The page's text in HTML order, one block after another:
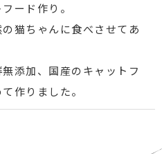
ード作り。
猫ちゃんに食べさせてあ
添加、国産のキャットフ
作りました。